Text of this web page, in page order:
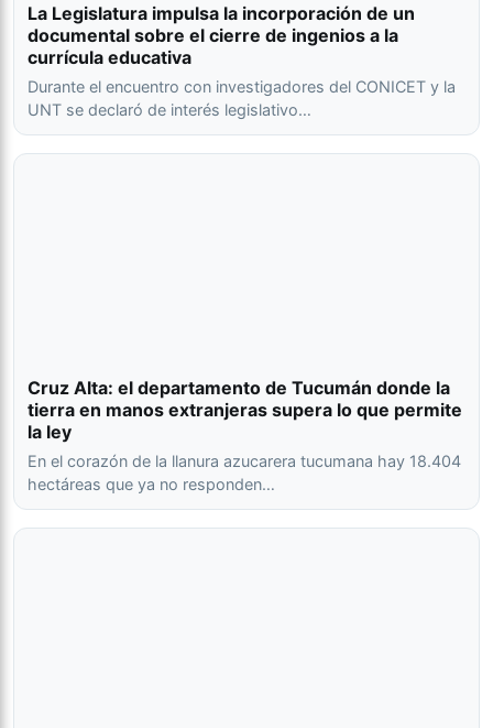
La Legislatura impulsa la incorporación de un
documental sobre el cierre de ingenios a la
currícula educativa
Durante el encuentro con investigadores del CONICET y la
UNT se declaró de interés legislativo…
Cruz Alta: el departamento de Tucumán donde la
tierra en manos extranjeras supera lo que permite
la ley
En el corazón de la llanura azucarera tucumana hay 18.404
hectáreas que ya no responden…